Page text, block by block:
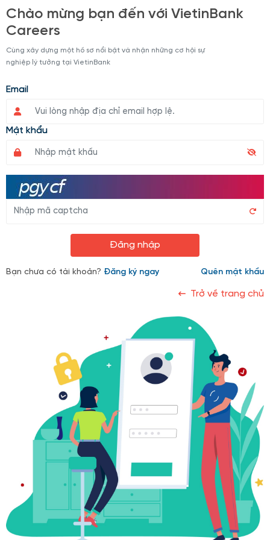
Chào mừng bạn đến với VietinBank
Careers
Cùng xây dựng một hồ sơ nổi bật và nhận những cơ hội sự
nghiệp lý tưởng tại VietinBank
Email
Mật khẩu
Đăng nhập
Bạn chưa có tài khoản? Đăng ký ngay Quên mật khẩu
Trở về trang chủ